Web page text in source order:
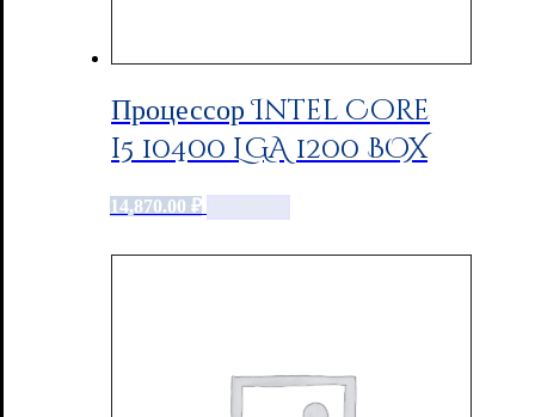
Процессор Intel Core
i5 10400 LGA 1200 BOX
14,870.00 ₽